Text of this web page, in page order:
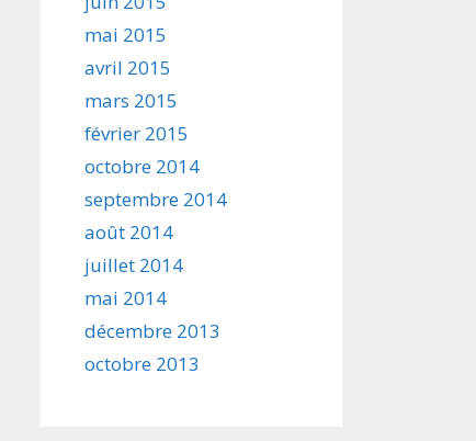
mai 2015
avril 2015
mars 2015
février 2015
octobre 2014
septembre 2014
août 2014
juillet 2014
mai 2014
décembre 2013
octobre 2013